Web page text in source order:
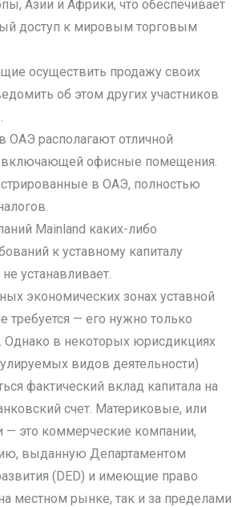
Азии и Африки, что обеспечивает
доступ к мировым торговым
осуществить продажу своих
об этом других участников
располагают отличной
включающей офисные помещения.
в ОАЭ, полностью
Mainland каких-либо
к уставному капиталу
устанавливает.
экономических зонах уставной
требуется — его нужно только
Однако в некоторых юрисдикциях
видов деятельности)
фактический вклад капитала на
счет. Материковые, или
— это коммерческие компании,
выданную Департаментом
(DED) и имеющие право
местном рынке, так и за пределами